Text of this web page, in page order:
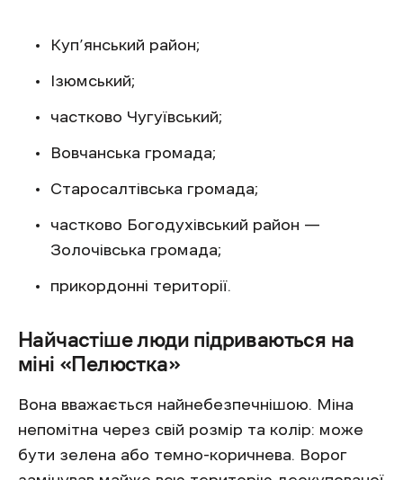
Куп’янський район;
Ізюмський;
частково Чугуївський;
Вовчанська громада;
Старосалтівська громада;
частково Богодухівський район —
Золочівська громада;
прикордонні території.
Найчастіше люди підриваються на
міні «Пелюстка»
Вона вважається найнебезпечнішою. Міна
непомітна через свій розмір та колір: може
бути зелена або темно-коричнева. Ворог